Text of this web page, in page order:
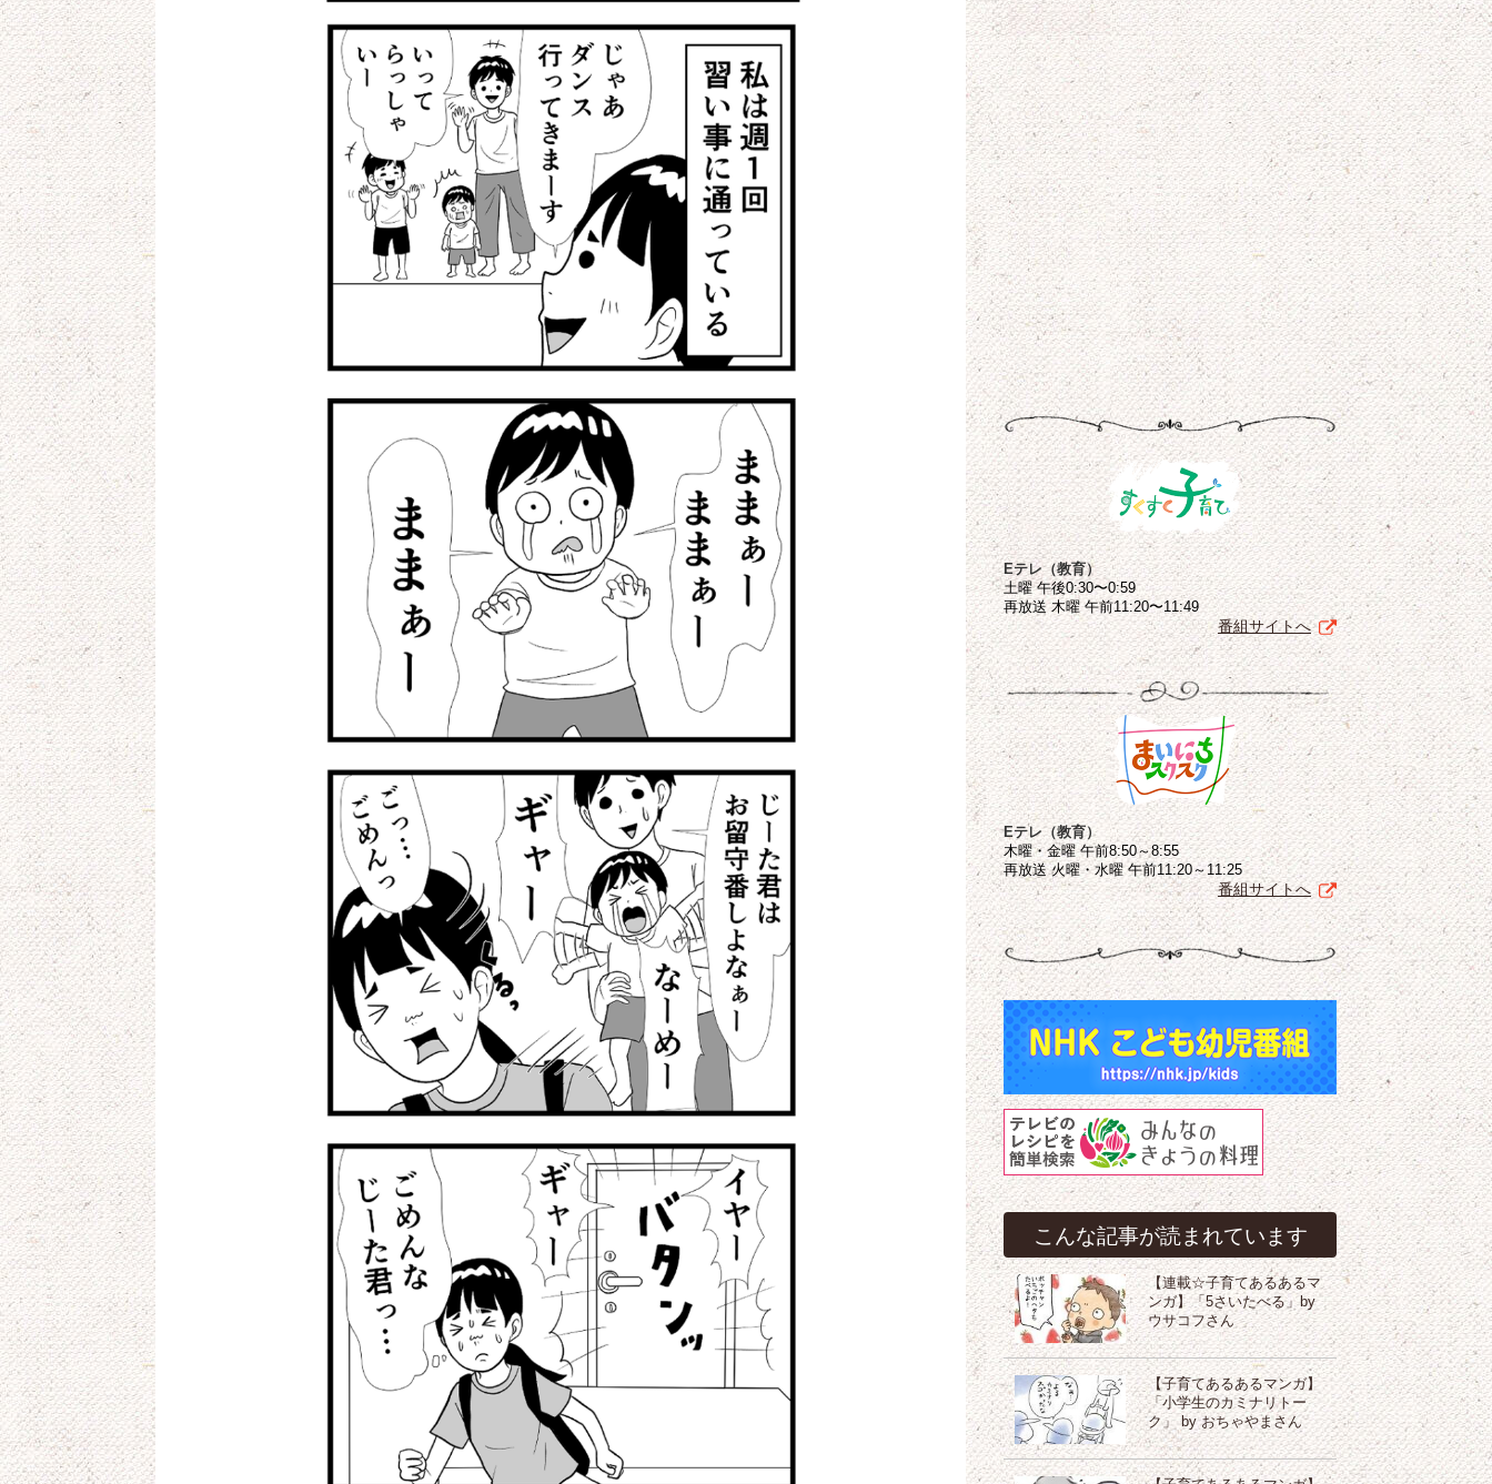
Eテレ（教育）
土曜 午後0:30〜0:59
再放送 木曜 午前11:20〜11:49
番組サイトへ
Eテレ（教育）
木曜・金曜 午前8:50～8:55
再放送 火曜・水曜 午前11:20～11:25
番組サイトへ
こんな記事が読まれています
【連載☆子育てあるあるマ
ンガ】「5さいたべる」by
ウサコフさん
【子育てあるあるマンガ】
「小学生のカミナリトー
ク」 by おちゃやまさん